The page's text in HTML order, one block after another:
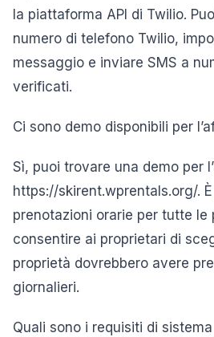
la piattaforma API di Twilio.
numero di telefono Twilio,
messaggio e inviare SMS a
verificati.
Ci sono demo disponibili per
Sì, puoi trovare una demo per
https://skirent.wprentals.org/.
prenotazioni orarie per tutte le
consentire ai proprietari di
proprietà dovrebbero avere
giornalieri.
Quali sono i requisiti di